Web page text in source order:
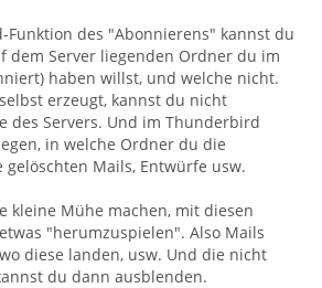
des "Abonnierens" kannst du
dem Server liegenden Ordner du im
haben willst, und welche nicht.
erzeugt, kannst du nicht
des Servers. Und im Thunderbird
in welche Ordner du die
Mails, Entwürfe usw.
kleine Mühe machen, mit diesen
"herumzuspielen". Also Mails
diese landen, usw. Und die nicht
du dann ausblenden.